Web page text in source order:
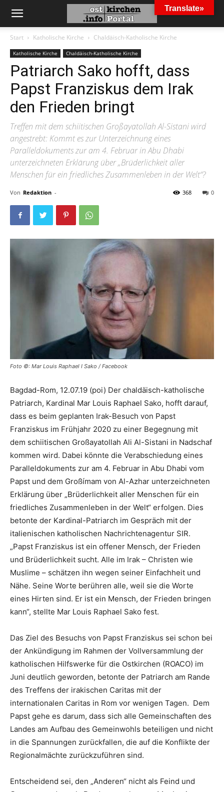
Start Katholische Kirche Chaldäisch-Katholische Kirche
Katholische Kirche Chaldäisch-Katholische Kirche
Patriarch Sako hofft, dass
Papst Franziskus dem Irak
den Frieden bringt
Treffen mit dem schiitischen Großayatollah Al-Sistani wird
angestrebt: Kommt es zur Unterzeichnung eines
Paralleldokuments zur am 4. Februar in Abu Dhabi
unterzeichneten Erklärung über „Brüderlichkeit aller
Menschen für ein friedliches Zusammenleben in der Welt“?
Von Redaktion - 0
368
Foto ©: Mar Louis Raphael I Sako / Facebook
Bagdad-Rom, 12.07.19 (poi) Der chaldäisch-katholische
Patriarch, Kardinal Mar Louis Raphael Sako, hofft darauf,
dass es beim geplanten Irak-Besuch von Papst
Franziskus im Frühjahr 2020 zu einer Begegnung mit
dem schiitischen Großayatollah Ali Al-Sistani in Nadschaf
kommen wird. Dabei könnte die Verabschiedung eines
Paralleldokuments zur am 4. Februar in Abu Dhabi vom
Papst und dem Großímam von Al-Azhar unterzeichneten
Erklärung über „Brüderlichkeit aller Menschen für ein
friedliches Zusammenleben in der Welt“ erfolgen. Dies
betonte der Kardinal-Patriarch im Gespräch mit der
italienischen katholischen Nachrichtenagentur SIR.
„Papst Franziskus ist ein offener Mensch, der Frieden
und Brüderlichkeit sucht. Alle im Irak – Christen wie
Muslime – schätzen ihn wegen seiner Einfachheit und
Nähe. Seine Worte berühren alle, weil sie die Worte
eines Hirten sind. Er ist ein Mensch, der Frieden bringen
kann“, stellte Mar Louis Raphael Sako fest.
Das Ziel des Besuchs von Papst Franziskus sei schon bei
der Ankündigung im Rahmen der Vollversammlung der
katholischen Hilfswerke für die Ostkirchen (ROACO) im
Juni deutlich geworden, betonte der Patriarch am Rande
des Treffens der irakischen Caritas mit der
internationalen Caritas in Rom vor wenigen Tagen. Dem
Papst gehe es darum, dass sich alle Gemeinschaften des
Landes am Aufbau des Gemeinwohls beteiligen und nicht
in die Spannungen zurückfallen, die auf die Konflikte der
Regionalmächte zurückzuführen sind.
Entscheidend sei, den „Anderen“ nicht als Feind und
Translate»